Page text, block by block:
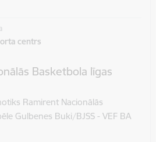
centrs
Basketbola līgas
Ramirent Nacionālās
Gulbenes Buki/BJSS - VEF BA